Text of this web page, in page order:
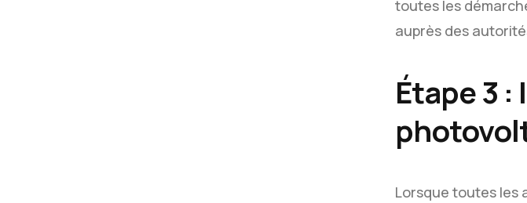
toutes les
auprès des
Étape 3
Lorsque toutes les